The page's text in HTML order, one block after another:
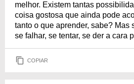
melhor. Existem tantas
coisa gostosa que ainda pode
tanto o que aprender, sabe? Mas
se falhar, se tentar, se der a cara
COPIAR